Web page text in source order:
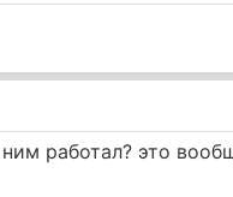
работал? это